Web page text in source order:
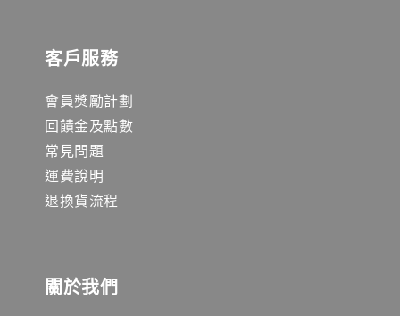
客戶服務
會員獎勵計劃
回饋金及點數
常見問題
運費說明
退換貨流程
關於我們